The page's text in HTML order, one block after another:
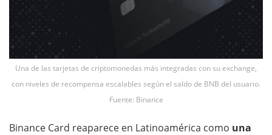
Una de las tarjetas de criptomonedas más integradas con su exchange,
con niveles de recompensa escalables según el saldo de BNB del usuario.
Fuente: Binance
Binance Card reaparece en Latinoamérica como una